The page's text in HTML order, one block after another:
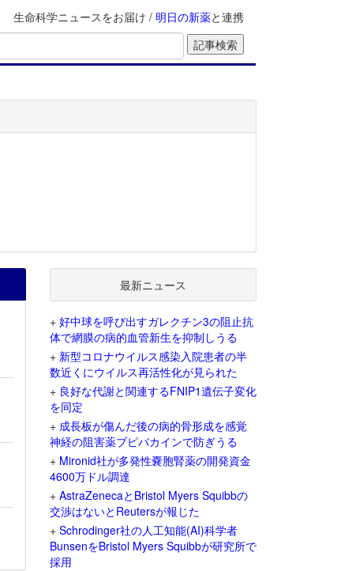
生命科学ニュースをお届け / 明日の新薬と連携
最新ニュース
+ 好中球を呼び出すガレクチン3の阻止抗
体で網膜の病的血管新生を抑制しうる
+ 新型コロナウイルス感染入院患者の半
数近くにウイルス再活性化が見られた
+ 良好な代謝と関連するFNIP1遺伝子変化
を同定
+ 成長板が傷んだ後の病的骨形成を感覚
神経の阻害薬ブピバカインで防ぎうる
+ Mironid社が多発性嚢胞腎薬の開発資金
4600万ドル調達
+ AstraZenecaとBristol Myers Squibbの
交渉はないとReutersが報じた
+ Schrodinger社の人工知能(AI)科学者
BunsenをBristol Myers Squibbが研究所で
採用